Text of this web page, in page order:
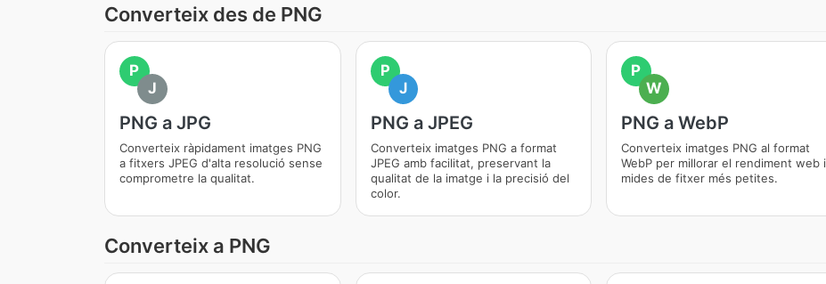
Converteix des de PNG
P
J
PNG a JPG
Converteix ràpidament imatges PNG
a fitxers JPEG d'alta resolució sense
comprometre la qualitat.
P
J
PNG a JPEG
Converteix imatges PNG a format
JPEG amb facilitat, preservant la
qualitat de la imatge i la precisió del
color.
P
W
PNG a WebP
Converteix imatges PNG al format
WebP per millorar el rendiment web i
mides de fitxer més petites.
Converteix a PNG